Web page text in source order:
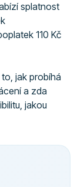
splatnost
110 Kč
jak probíhá
a zda
jakou